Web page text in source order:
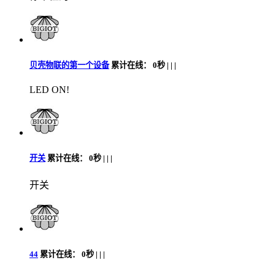
贝壳物联的第一个设备累计在线： 0秒 | | |
LED ON!
开关 累计在线： 0秒 | | |
开关
44 累计在线： 0秒 | | |